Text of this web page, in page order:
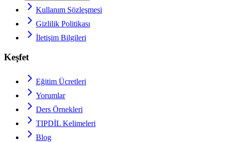
Kullanım Sözleşmesi
Gizlilik Politikası
İletişim Bilgileri
Keşfet
Eğitim Ücretleri
Yorumlar
Ders Örnekleri
TIPDİL Kelimeleri
Blog